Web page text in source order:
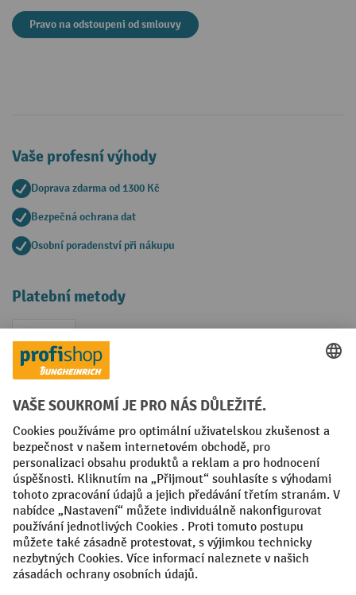
Pravo na odstoupeni od smlouvy
Vaše profesní výhody
Doprava zdarma od 1300 Kč
Bezpečná ochrana dat
Osobní poradenství při nákupu
Platební metody
Faktura
Sociální sítě
Facebook
YouTubeLinkedIn
VODP Otisk
Prohlášení o ochraně osobních údajů
Nastavení ochrany osobních údajů